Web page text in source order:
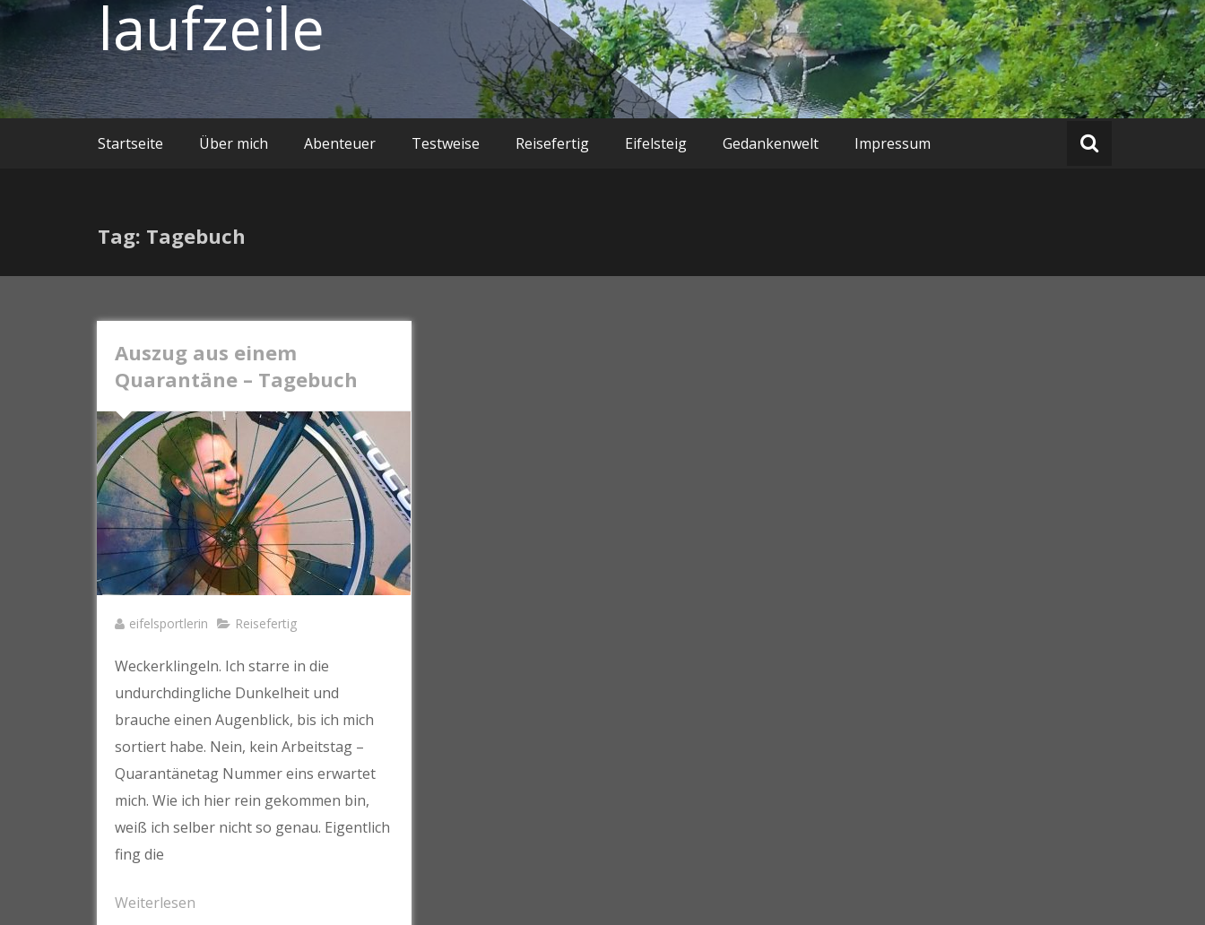
laufzeile
Startseite Über mich Abenteuer Testweise Reisefertig Eifelsteig Gedankenwelt Impressum
Tag: Tagebuch
Auszug aus einem
Quarantäne – Tagebuch
eifelsportlerin Reisefertig
Weckerklingeln. Ich starre in die
undurchdingliche Dunkelheit und
brauche einen Augenblick, bis ich mich
sortiert habe. Nein, kein Arbeitstag –
Quarantänetag Nummer eins erwartet
mich. Wie ich hier rein gekommen bin,
weiß ich selber nicht so genau. Eigentlich
fing die
Weiterlesen